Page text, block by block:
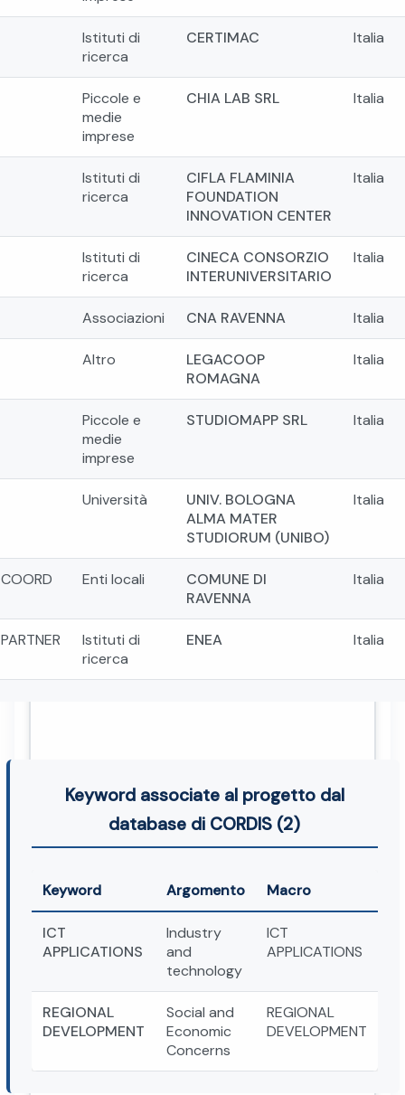
Istituti di
ricerca
CERTIMAC Italia
Piccole e
medie
imprese
CHIA LAB SRL Italia
Istituti di
ricerca
CIFLA FLAMINIA
FOUNDATION
INNOVATION CENTER
Italia
Istituti di
ricerca
CINECA CONSORZIO
INTERUNIVERSITARIO
Italia
Associazioni CNA RAVENNA Italia
Altro
LEGACOOP
ROMAGNA
Italia
Piccole e
medie
imprese
STUDIOMAPP SRL Italia
Università
UNIV. BOLOGNA
ALMA MATER
STUDIORUM (UNIBO)
Italia
COORD Enti locali
COMUNE DI
RAVENNA
Italia
PARTNER
Istituti di
ricerca
ENEA Italia
Keyword associate al progetto dal
database di CORDIS (2)
Keyword Argomento Macro
ICT
APPLICATIONS
Industry
and
technology
ICT
APPLICATIONS
REGIONAL
DEVELOPMENT
Social and
Economic
Concerns
REGIONAL
DEVELOPMENT